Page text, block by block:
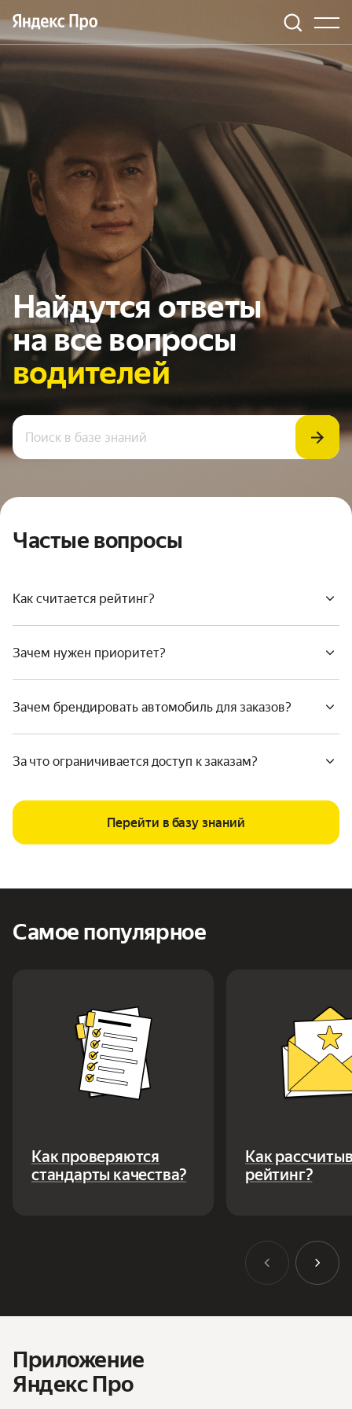
Найдутся ответы
на все вопросы
водителей
Частые вопросы
Как считается рейтинг?
Зачем нужен приоритет?
Зачем брендировать автомобиль для заказов?
За что ограничивается доступ к заказам?
Перейти в базу знаний
Самое популярное
Как проверяются
стандарты качества?
Как
рейтинг?
Приложение
Яндекс Про